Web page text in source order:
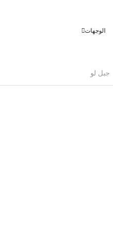
الوجهات